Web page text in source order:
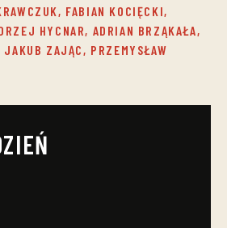
FABIAN KOCIĘCKI,
HYCNAR, ADRIAN BRZĄKAŁA,
ZAJĄC, PRZEMYSŁAW